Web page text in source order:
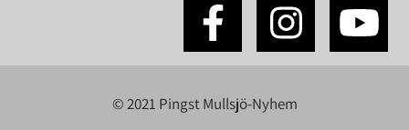
© 2021 Pingst Mullsjö-Nyhem